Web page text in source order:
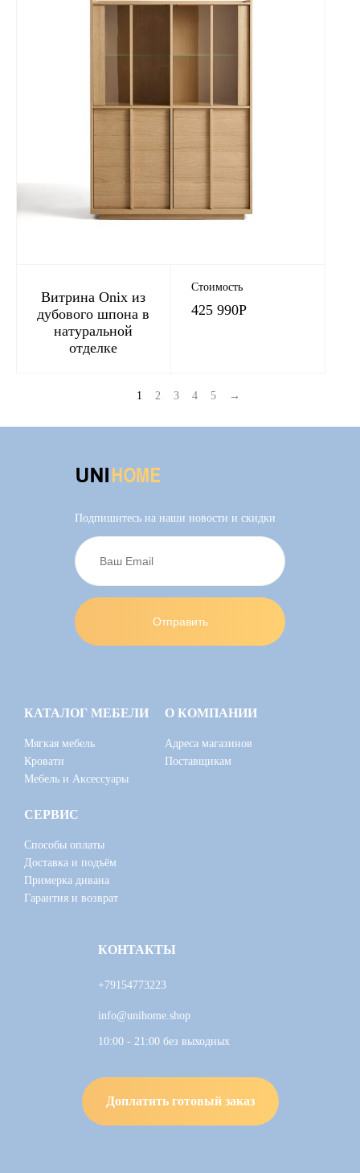
Витрина Onix из
дубового шпона в
натуральной
отделке
Стоимость
425 990Р
1 2 3 4 5 →
Подпишитесь на наши новости и скидки
КАТАЛОГ МЕБЕЛИ
Мягкая мебель
Кровати
Мебель и Аксессуары
О КОМПАНИИ
Адреса магазинов
Поставщикам
СЕРВИС
Способы оплаты
Доставка и подъём
Примерка дивана
Гарантия и возврат
КОНТАКТЫ
+79154773223
info@unihome.shop
10:00 - 21:00 без выходных
Доплатить готовый заказ